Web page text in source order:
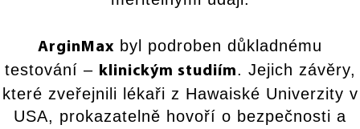
ArginMax byl podroben důkladnému
testování – klinickým studiím. Jejich závěry,
které zveřejnili lékaři z Hawaiské Univerzity v
USA, prokazatelně hovoří o bezpečnosti a